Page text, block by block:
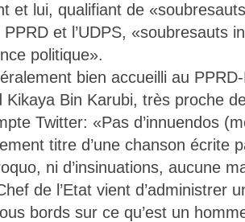
et lui, qualifiant de
PPRD et l’UDPS, «soubresauts
politique».
bien accueilli au PPRD-
Kikaya Bin Karubi, très proche
Twitter: «Pas d’innuendos
titre d’une chanson écrite
ni d’insinuations, aucune
de l’Etat vient d’administrer
bords sur ce qu’est un